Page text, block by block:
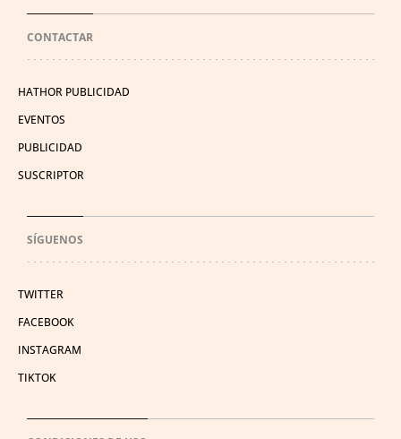
CONTACTAR
HATHOR PUBLICIDAD
EVENTOS
PUBLICIDAD
SUSCRIPTOR
SÍGUENOS
TWITTER
FACEBOOK
INSTAGRAM
TIKTOK